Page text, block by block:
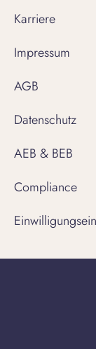
Karriere
Impressum
AGB
Datenschutz
AEB & BEB
Compliance